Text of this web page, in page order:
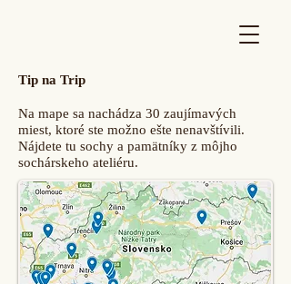
Tip na Trip
Na mape sa nachádza 30 zaujímavých
miest, ktoré ste možno ešte nenavštívili.
Nájdete tu sochy a pamätníky z môjho
sochárskeho ateliéru.